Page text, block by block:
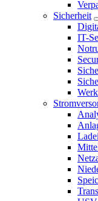
Sicherheit
IT-